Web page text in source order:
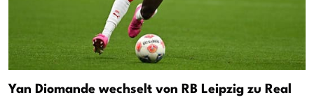
Yan Diomande wechselt von RB Leipzig zu Real